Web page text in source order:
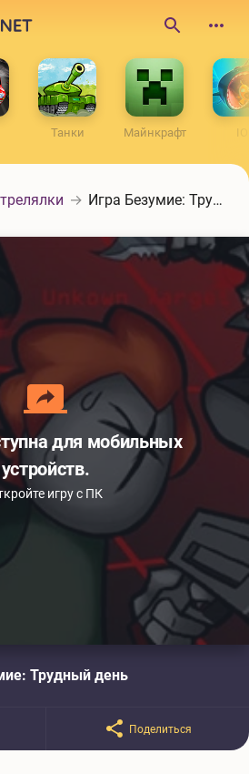
по
сайту
Танки Майнкрафт IO
Игра Безумие: Трудный день
для мобильных
устройств.
игру с ПК
Трудный день
Поделиться